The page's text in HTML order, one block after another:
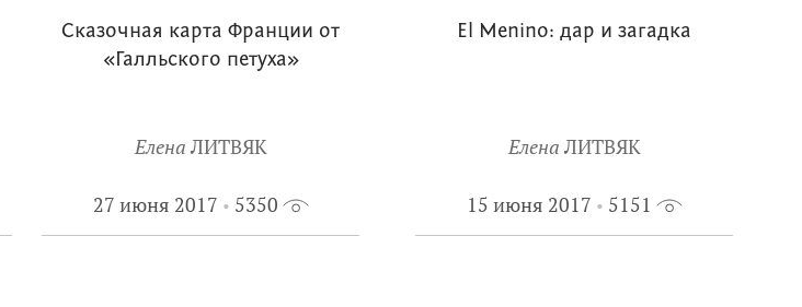
Сказочная карта Франции от
«Галльского петуха»
Елена ЛИТВЯК
27 июня 2017 5350
El Menino: дар и загадка
Елена ЛИТВЯК
15 июня 2017 5151